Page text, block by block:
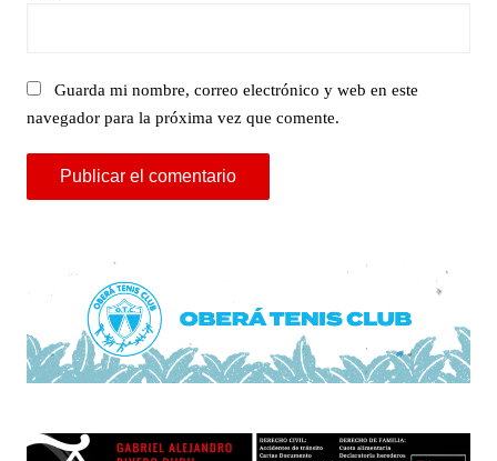
Guarda mi nombre, correo electrónico y web en este
navegador para la próxima vez que comente.